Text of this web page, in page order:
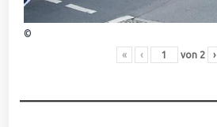
©
« ‹ von 2 ›